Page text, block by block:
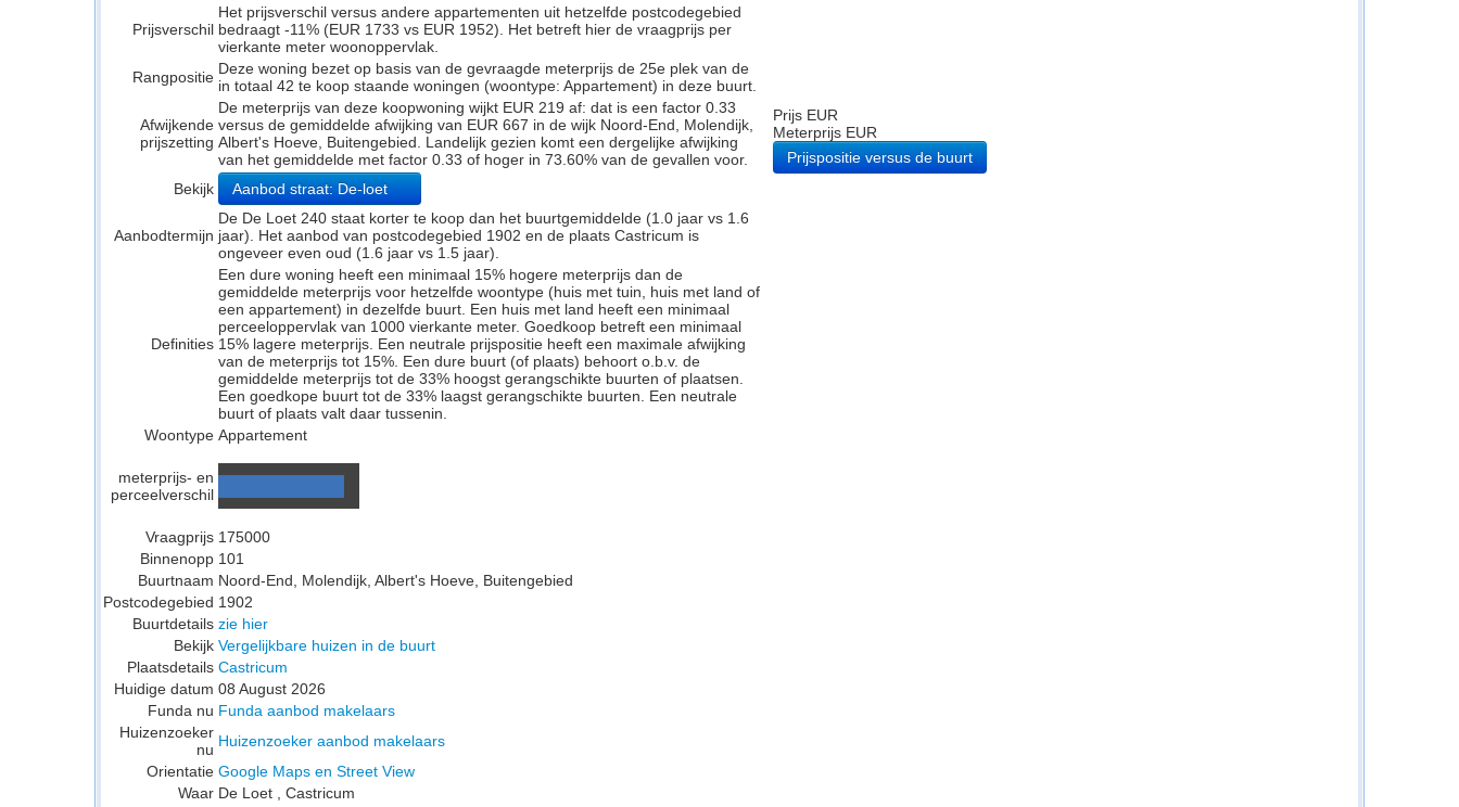
Prijsverschil
Het prijsverschil versus andere appartementen uit hetzelfde postcodegebied
bedraagt -11% (EUR 1733 vs EUR 1952). Het betreft hier de vraagprijs per
vierkante meter woonoppervlak.
Rangpositie Deze woning bezet op basis van de gevraagde meterprijs de 25e plek van de
in totaal 42 te koop staande woningen (woontype: Appartement) in deze buurt.
Afwijkende
prijszetting
De meterprijs van deze koopwoning wijkt EUR 219 af: dat is een factor 0.33
versus de gemiddelde afwijking van EUR 667 in de wijk Noord-End, Molendijk,
Albert's Hoeve, Buitengebied. Landelijk gezien komt een dergelijke afwijking
van het gemiddelde met factor 0.33 of hoger in 73.60% van de gevallen voor.
Bekijk
Aanbod straat: De-loet
Aanbodtermijn
De De Loet 240 staat korter te koop dan het buurtgemiddelde (1.0 jaar vs 1.6
jaar). Het aanbod van postcodegebied 1902 en de plaats Castricum is
ongeveer even oud (1.6 jaar vs 1.5 jaar).
Definities
Een dure woning heeft een minimaal 15% hogere meterprijs dan de
gemiddelde meterprijs voor hetzelfde woontype (huis met tuin, huis met land of
een appartement) in dezelfde buurt. Een huis met land heeft een minimaal
perceeloppervlak van 1000 vierkante meter. Goedkoop betreft een minimaal
15% lagere meterprijs. Een neutrale prijspositie heeft een maximale afwijking
van de meterprijs tot 15%. Een dure buurt (of plaats) behoort o.b.v. de
gemiddelde meterprijs tot de 33% hoogst gerangschikte buurten of plaatsen.
Een goedkope buurt tot de 33% laagst gerangschikte buurten. Een neutrale
buurt of plaats valt daar tussenin.
Woontype Appartement
meterprijs- en
perceelverschil
Vraagprijs 175000
Binnenopp 101
Buurtnaam Noord-End, Molendijk, Albert's Hoeve, Buitengebied
Postcodegebied 1902
Buurtdetails zie hier
Bekijk Vergelijkbare huizen in de buurt
Plaatsdetails Castricum
Huidige datum 08 August 2026
Funda nu Funda aanbod makelaars
Huizenzoeker
nu Huizenzoeker aanbod makelaars
Orientatie Google Maps en Street View
Waar De Loet , Castricum
Prijs EUR
Meterprijs EUR
Prijspositie versus de buurt